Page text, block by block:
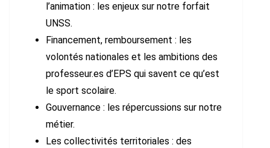
l’animation : les enjeux sur notre forfait
UNSS.
Financement, remboursement : les
volontés nationales et les ambitions des
professeur.es d’EPS qui savent ce qu’est
le sport scolaire.
Gouvernance : les répercussions sur notre
métier.
Les collectivités territoriales : des